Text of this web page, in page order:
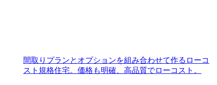
間取りプランとオプションを組み合わせて作るローコ
スト規格住宅。価格も明確、高品質でローコスト。